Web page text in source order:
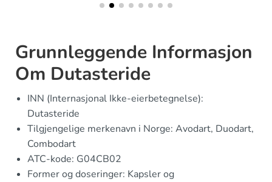
Grunnleggende Informasjon
Om Dutasteride
INN (Internasjonal Ikke-eierbetegnelse):
Dutasteride
Tilgjengelige merkenavn i Norge: Avodart, Duodart,
Combodart
ATC-kode: G04CB02
Former og doseringer: Kapsler og